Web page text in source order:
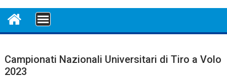
MENU
Campionati Nazionali Universitari di Tiro a Volo
2023